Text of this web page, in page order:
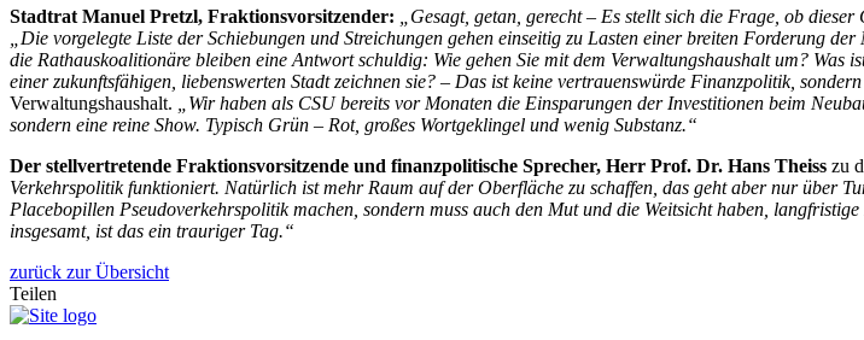
Stadtrat Manuel Pretzl, Fraktionsvorsitzender: „Gesagt, getan, gerecht – Es stellt sich die Frage, ob
„Die vorgelegte Liste der Schiebungen und Streichungen gehen einseitig zu Lasten einer breiten Forderung
die Rathauskoalitionäre bleiben eine Antwort schuldig: Wie gehen Sie mit dem Verwaltungshaushalt um?
einer zukunftsfähigen, liebenswerten Stadt zeichnen sie? – Das ist keine vertrauenswürde Finanzpolitik,
Verwaltungshaushalt.
„Wir haben als CSU bereits vor Monaten die Einsparungen der Investitionen beim
sondern eine reine Show. Typisch Grün – Rot, großes Wortgeklingel und wenig Substanz.“
Der stellvertretende Fraktionsvorsitzende und finanzpolitische Sprecher, Herr Prof. Dr. Hans Theiss zu
Verkehrspolitik funktioniert. Natürlich ist mehr Raum auf der Oberfläche zu schaffen, das geht aber nur über
Placebopillen Pseudoverkehrspolitik machen, sondern muss auch den Mut und die Weitsicht haben,
insgesamt, ist das ein trauriger Tag.“
zurück zur Übersicht
Teilen